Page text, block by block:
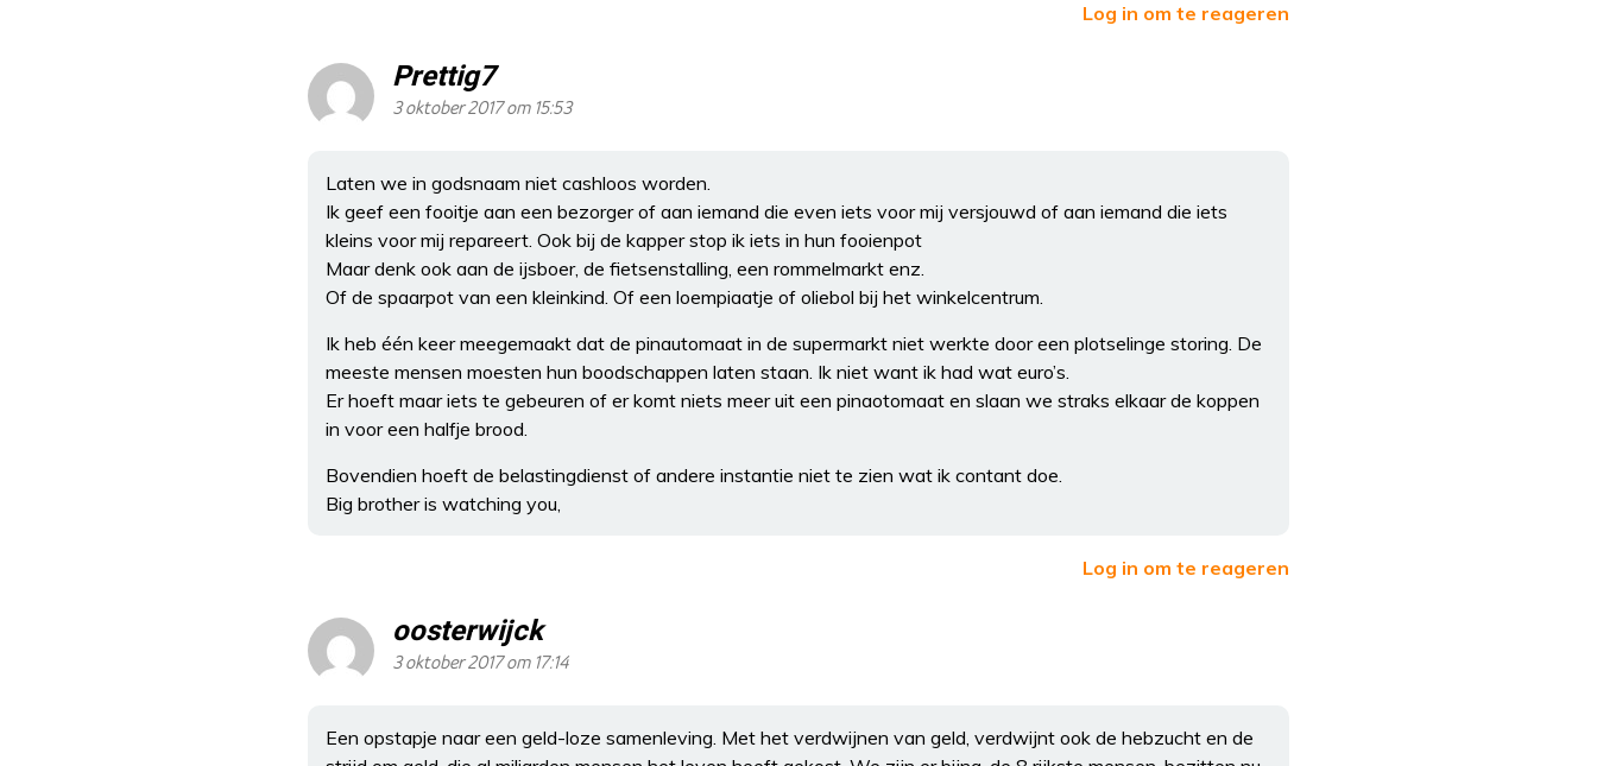
Log in om te reageren
Prettig7
3 oktober 2017 om 15:53
Laten we in godsnaam niet cashloos worden.
Ik geef een fooitje aan een bezorger of aan iemand die even iets voor mij versjouwd of aan iemand die iets
kleins voor mij repareert. Ook bij de kapper stop ik iets in hun fooienpot
Maar denk ook aan de ijsboer, de fietsenstalling, een rommelmarkt enz.
Of de spaarpot van een kleinkind. Of een loempiaatje of oliebol bij het winkelcentrum.
Ik heb één keer meegemaakt dat de pinautomaat in de supermarkt niet werkte door een plotselinge storing. De
meeste mensen moesten hun boodschappen laten staan. Ik niet want ik had wat euro’s.
Er hoeft maar iets te gebeuren of er komt niets meer uit een pinaotomaat en slaan we straks elkaar de koppen
in voor een halfje brood.
Bovendien hoeft de belastingdienst of andere instantie niet te zien wat ik contant doe.
Big brother is watching you,
Log in om te reageren
oosterwijck
3 oktober 2017 om 17:14
Een opstapje naar een geld-loze samenleving. Met het verdwijnen van geld, verdwijnt ook de hebzucht en de